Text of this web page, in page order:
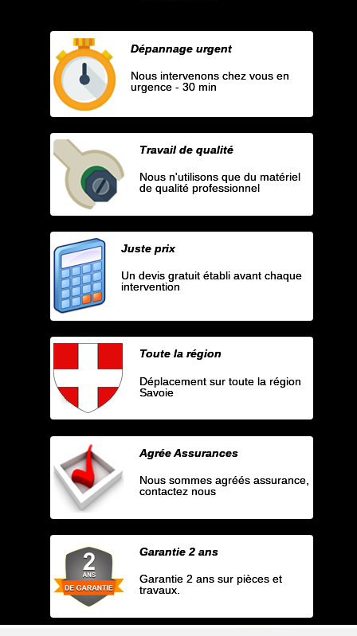
Dépannage urgent
Nous intervenons chez vous en
urgence - 30 min
Travail de qualité
Nous n'utilisons que du matériel
de qualité professionnel
Juste prix
Un devis gratuit établi avant chaque
intervention
Toute la région
Déplacement sur toute la région
Savoie
Agrée Assurances
Nous sommes agréés assurance,
contactez nous
Garantie 2 ans
Garantie 2 ans sur pièces et
travaux.